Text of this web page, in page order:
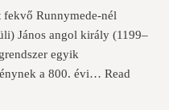
fekvő Runnymede-nél
János angol király (1199–
egyik
a 800. évi… Read